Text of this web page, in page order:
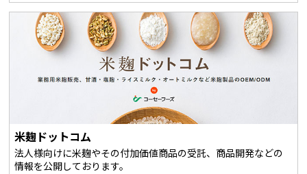
米麹ドットコム
法人様向けに米麹やその付加価値商品の受託、商品開発などの
情報を公開しております。